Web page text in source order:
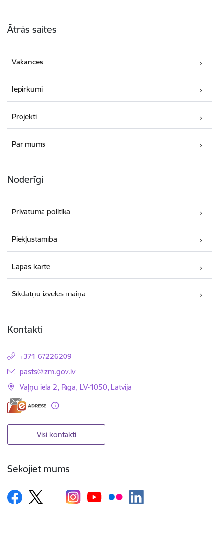
Ātrās saites
Vakances
Iepirkumi
Projekti
Par mums
Noderīgi
Privātuma politika
Piekļūstamība
Lapas karte
Sīkdatņu izvēles maiņa
Kontakti
+371 67226209
E-pasts:
pasts@izm.gov.lv
Vaļņu iela 2, Rīga, LV-1050, Latvija
Visi kontakti
Sekojiet mums